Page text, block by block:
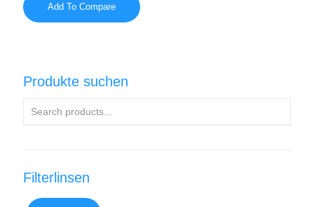
Add To Compare
Produkte suchen
Filterlinsen